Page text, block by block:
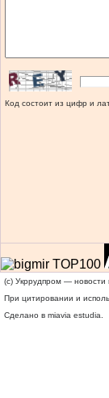
Код состоит из цифр и
(c) Укррудпром — новости
При цитировании и
Сделано в miavia estudia.